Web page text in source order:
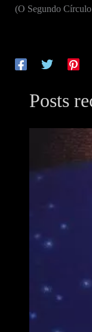
(O Segundo
Posts